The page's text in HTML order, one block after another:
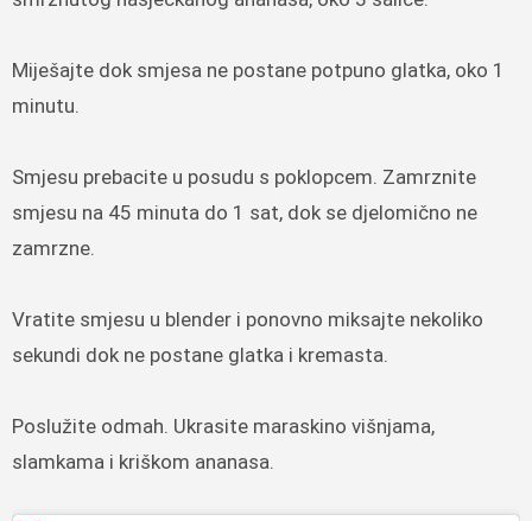
Miješajte dok smjesa ne postane potpuno glatka, oko 1
minutu.
Smjesu prebacite u posudu s poklopcem. Zamrznite
smjesu na 45 minuta do 1 sat, dok se djelomično ne
zamrzne.
Vratite smjesu u blender i ponovno miksajte nekoliko
sekundi dok ne postane glatka i kremasta.
Poslužite odmah. Ukrasite maraskino višnjama,
slamkama i kriškom ananasa.